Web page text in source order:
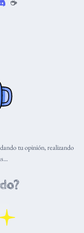
☕️
tu opinión, realizando